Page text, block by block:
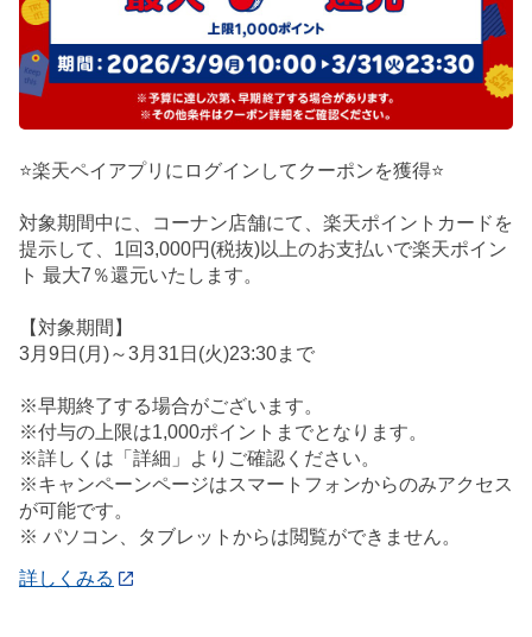
⭐楽天ペイアプリにログインしてクーポンを獲得⭐
対象期間中に、コーナン店舗にて、楽天ポイントカードを
提示して、1回3,000円(税抜)以上のお支払いで楽天ポイン
ト 最大7％還元いたします。
【対象期間】
3月9日(月)～3月31日(火)23:30まで
※早期終了する場合がございます。
※付与の上限は1,000ポイントまでとなります。
※詳しくは「詳細」よりご確認ください。
※キャンペーンページはスマートフォンからのみアクセス
が可能です。
※ パソコン、タブレットからは閲覧ができません。
詳しくみる